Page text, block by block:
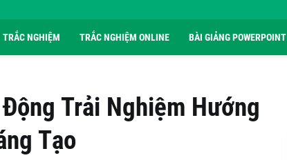
TRẮC NGHIỆM TRẮC NGHIỆM ONLINE BÀI GIẢNG POWERPOINT
Trải Nghiệm Hướng
Tạo